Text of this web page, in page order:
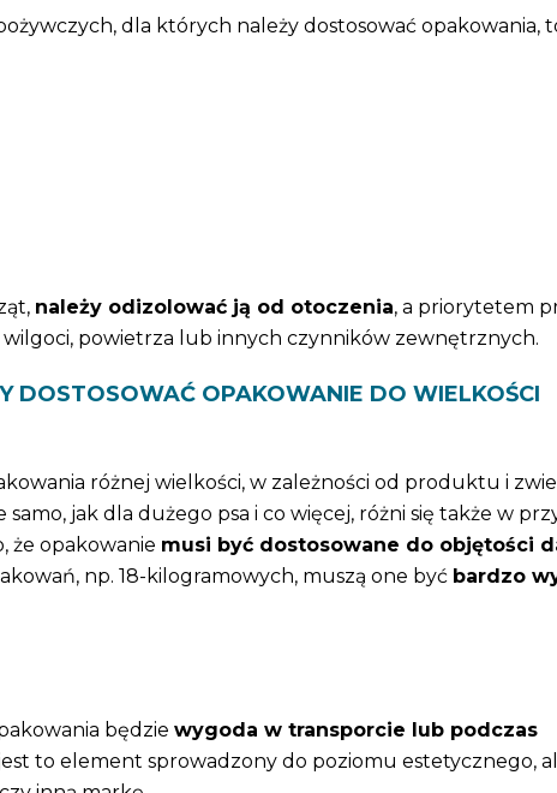
dla których należy dostosować opakowania,
należy odizolować ją od otoczenia, a priorytetem
powietrza lub innych czynników zewnętrznych.
DOSTOSOWAĆ OPAKOWANIE DO WIELKOŚCI
różnej wielkości, w zależności od produktu i
jak dla dużego psa i co więcej, różni się także w
że opakowanie musi być dostosowane do objętości
np. 18-kilogramowych, muszą one być bardzo
będzie wygoda w transporcie lub podczas
to element sprowadzony do poziomu estetycznego,